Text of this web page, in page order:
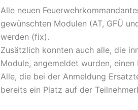
Alle neuen
gewünschten Modulen (AT, GFÜ
werden (fix).
Zusätzlich konnten auch alle, die
Module, angemeldet wurden,
Alle, die bei der Anmeldung
bereits ein Platz auf der